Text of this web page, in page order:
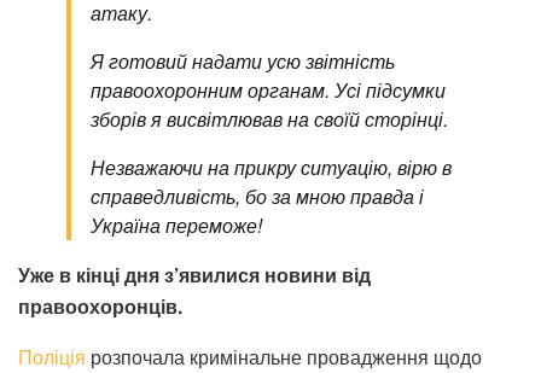
атаку.
Я готовий надати усю звітність
правоохоронним органам. Усі підсумки
зборів я висвітлював на своїй сторінці.
Незважаючи на прикру ситуацію, вірю в
справедливість, бо за мною правда і
Україна переможе!
Уже в кінці дня з’явилися новини від
правоохоронців.
Поліція розпочала кримінальне провадження щодо